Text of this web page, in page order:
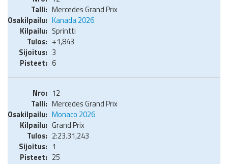
Mercedes Grand Prix
Kanada 2026
Sprintti
+1,843
3
6
12
Mercedes Grand Prix
Monaco 2026
Grand Prix
2:23.31,243
1
25